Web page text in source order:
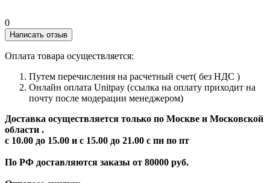
0
Написать отзыв
Оплата товара осуществляется:
Путем перечисления на расчетный счет( без НДС )
Онлайн оплата Unitpay (ссылка на оплату приходит на
почту после модерации менеджером)
Доставка осуществляется только по Москве и Московской
области .
с 10.00 до 15.00 и с 15.00 до 21.00 с пн по пт
По РФ доставляются заказы от 80000 руб.